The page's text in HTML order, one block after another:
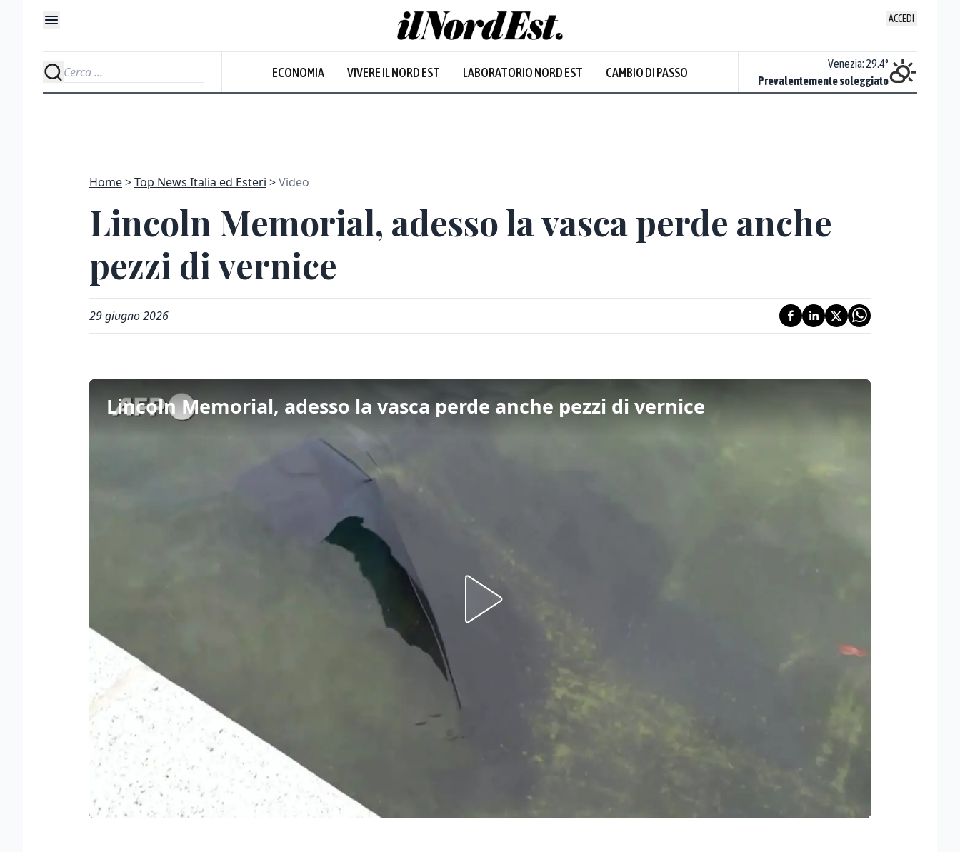
ACCEDI
ECONOMIA VIVERE IL NORD EST LABORATORIO NORD EST CAMBIO DI PASSO
Prevalentemente soleggiato
Venezia: 29.4°
Prevalentemente soleggiato
Home Top News Italia ed Esteri Video
Lincoln Memorial, adesso la vasca perde anche
pezzi di vernice
29 giugno 2026
Lincoln Memorial, adesso la vasca perde anche pezzi di vernice